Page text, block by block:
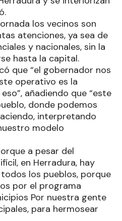
los vecinos son
atenciones, ya sea de
y nacionales, sin la
hasta la capital.
que “el gobernador nos
operativo es la
añadiendo que “este
donde podemos
interpretando
modelo
a pesar del
en Herradura, hay
los pueblos, porque
por el programa
Por nuestra gente
para hermosear